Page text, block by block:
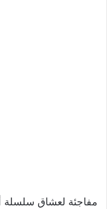
مفاجئة لعشاق سلسلة